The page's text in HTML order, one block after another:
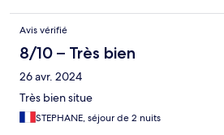
Avis vérifié
8/10 – Très bien
26 avr. 2024
Très bien situe
STEPHANE, séjour de 2 nuits